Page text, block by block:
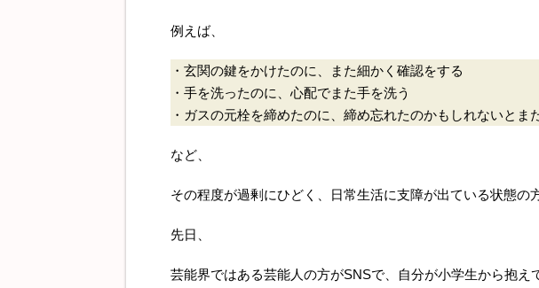
例えば、
・玄関の鍵をかけたのに、また細かく確認をする
・手を洗ったのに、心配でまた手を洗う
・ガスの元栓を締めたのに、締め忘れたのかもしれないとま
など、
その程度が過剰にひどく、日常生活に支障が出ている状態の
先日、
芸能界ではある芸能人の方がSNSで、自分が小学生から抱え